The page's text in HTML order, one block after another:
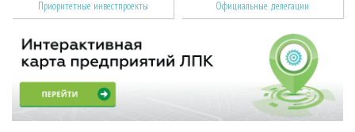
Приоритетные инвестпроекты Официальные делегации